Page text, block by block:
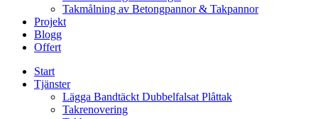
Takmålning av Betongpannor & Takpannor
Projekt
Blogg
Offert
Start
Tjänster
Lägga Bandtäckt Dubbelfalsat Plåttak
Takrenovering